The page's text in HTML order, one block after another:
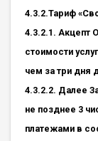
4.3.2.Тариф
4.3.2.1. Акцепт
стоимости
чем за три дня
4.3.2.2. Далее
не позднее 3
платежами в